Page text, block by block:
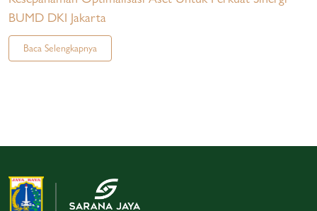
BUMD DKI Jakarta
Baca Selengkapnya